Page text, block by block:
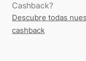
Descubre todas
cashback